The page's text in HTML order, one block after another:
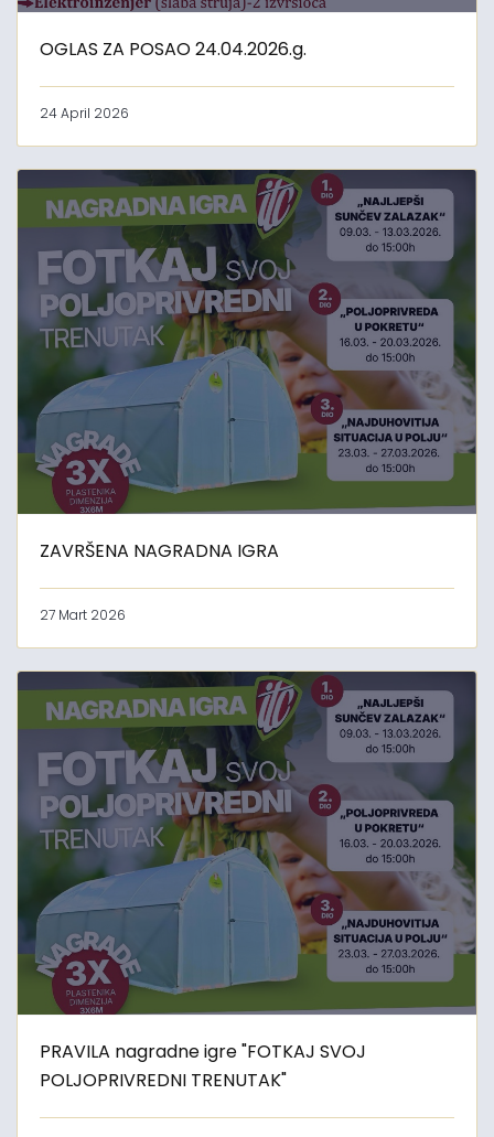
OGLAS ZA POSAO 24.04.2026.g.
24 April 2026
ZAVRŠENA NAGRADNA IGRA
27 Mart 2026
PRAVILA nagradne igre "FOTKAJ SVOJ
POLJOPRIVREDNI TRENUTAK"